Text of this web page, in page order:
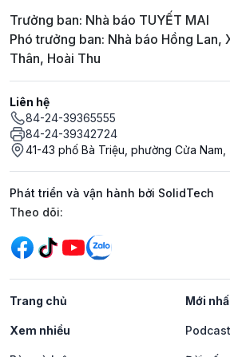
Trưởng ban: Nhà báo TUYẾT MAI
Phó trưởng ban: Nhà báo Hồng Lan,
Thân, Hoài Thu
Liên hệ
84-24-39365555
84-24-39342724
41-43 phố Bà Triệu, phường Cửa Nam,
Phát triển và vận hành bởi SolidTech
Mạng xã hội
Theo dõi:
Trang chủ Mới
Xem nhiều Podcast